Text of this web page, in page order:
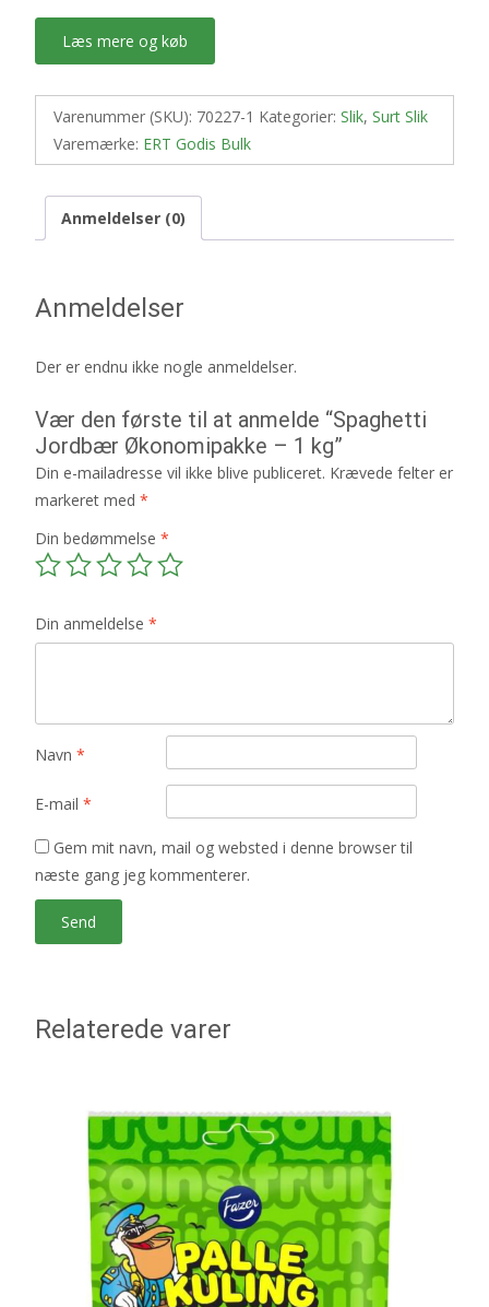
Læs mere og køb
Varenummer (SKU): 70227-1 Kategorier: Slik, Surt Slik
Varemærke: ERT Godis Bulk
Anmeldelser (0)
Anmeldelser
Der er endnu ikke nogle anmeldelser.
Vær den første til at anmelde “Spaghetti
Jordbær Økonomipakke – 1 kg”
Din e-mailadresse vil ikke blive publiceret. Krævede felter er
markeret med *
Din bedømmelse *
Din anmeldelse *
Navn *
E-mail *
Gem mit navn, mail og websted i denne browser til
næste gang jeg kommenterer.
Relaterede varer